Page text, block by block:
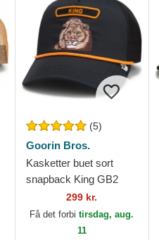
(5)
Goorin Bros.
Kasketter buet sort
snapback King GB2
Lion The Rocker The
Farm Goorin Bros.
299 kr.
Få det forbitirsdag, aug.
11